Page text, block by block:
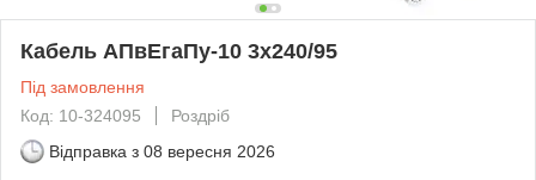
Кабель АПвЕгаПу‑10 3х240/95
Під замовлення
Код: 10-324095
Роздріб
Відправка з 08 вересня 2026